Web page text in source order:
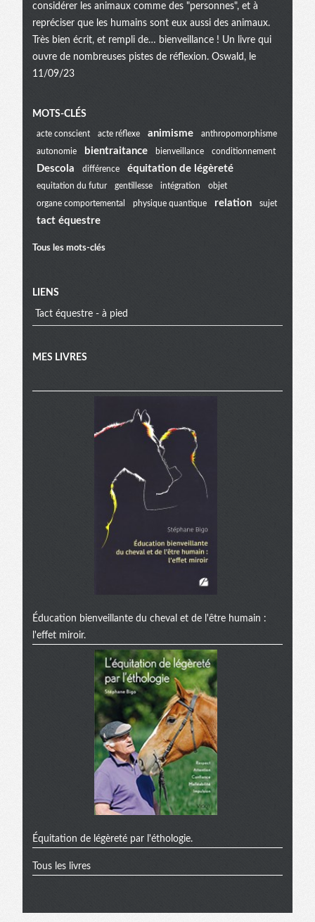
considérer les animaux comme des "personnes", et à
repréciser que les humains sont eux aussi des animaux.
Très bien écrit, et rempli de… bienveillance ! Un livre qui
ouvre de nombreuses pistes de réflexion. Oswald, le
11/09/23
Menu
extra
MOTS-CLÉS
acte conscient acte réflexe animisme anthropomorphisme
autonomie bientraitance bienveillance conditionnement
Descola différence équitation de légèreté
equitation du futur gentillesse intégration objet
organe comportemental physique quantique relation sujet
tact équestre
Tous les mots-clés
LIENS
Tact équestre - à pied
MES LIVRES
Éducation bienveillante du cheval et de l'être humain :
l'effet miroir.
Équitation de légèreté par l'éthologie.
Tous les livres